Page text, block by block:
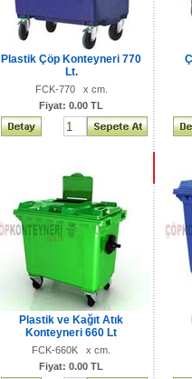
Plastik Çöp Konteyneri 770
Lt.
FCK-770 x cm.
Fiyat: 0.00 TL
Plastik ve Kağıt Atık
Konteyneri 660 Lt
FCK-660K x cm.
Fiyat: 0.00 TL